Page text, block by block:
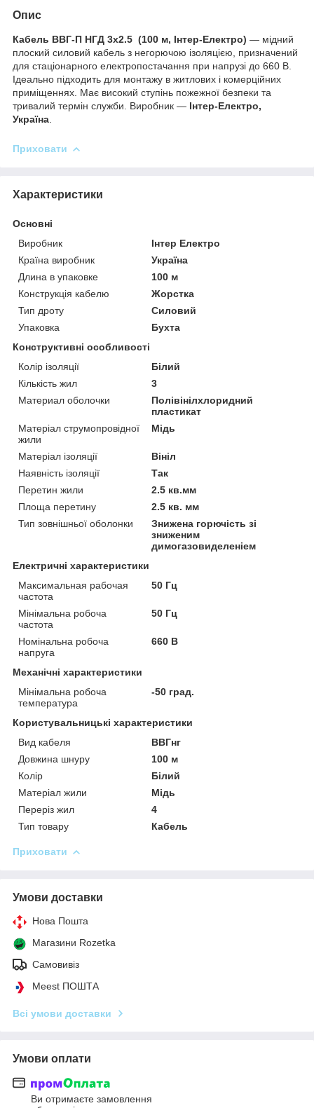
Опис
Кабель ВВГ-П НГД 3х2.5 (100 м, Інтер-Електро) — мідний
плоский силовий кабель з негорючою ізоляцією, призначений
для стаціонарного електропостачання при напрузі до 660 В.
Ідеально підходить для монтажу в житлових і комерційних
приміщеннях. Має високий ступінь пожежної безпеки та
тривалий термін служби. Виробник — Інтер-Електро,
Україна
Приховати
Характеристики
Основні
Виробник
Інтер Електро
Країна виробник
Україна
Длина в упаковке
100 м
Конструкція кабелю
Жорстка
Тип дроту
Силовий
Упаковка
Бухта
Конструктивні особливості
Колір ізоляції
Білий
Кількість жил
3
Материал оболочки
Полівінілхлоридний
пластикат
Матеріал струмопровідної
жили
Мідь
Матеріал ізоляції
Вініл
Наявність ізоляції
Так
Перетин жили
2.5 кв.мм
Площа перетину
2.5 кв. мм
Тип зовнішньої оболонки
Знижена горючість зі
зниженим
димогазовиделеніем
Електричні характеристики
Максимальная рабочая
частота
50 Гц
Мінімальна робоча
частота
50 Гц
Номінальна робоча
напруга
660 В
Механічні характеристики
Мінімальна робоча
температура
-50 град.
Користувальницькі характеристики
Вид кабеля
ВВГнг
Довжина шнуру
100 м
Колір
Білий
Матеріал жили
Мідь
Переріз жил
4
Тип товару
Кабель
Приховати
Умови доставки
Нова Пошта
Магазини Rozetka
Самовивіз
Meest ПОШТА
Всі умови доставки
Умови оплати
Ви отримаєте замовлення